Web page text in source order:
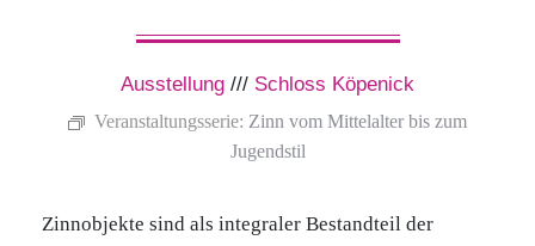
Ausstellung /// Schloss Köpenick
Veranstaltungsserie: Zinn vom Mittelalter bis zum
Jugendstil
Zinnobjekte sind als integraler Bestandteil der